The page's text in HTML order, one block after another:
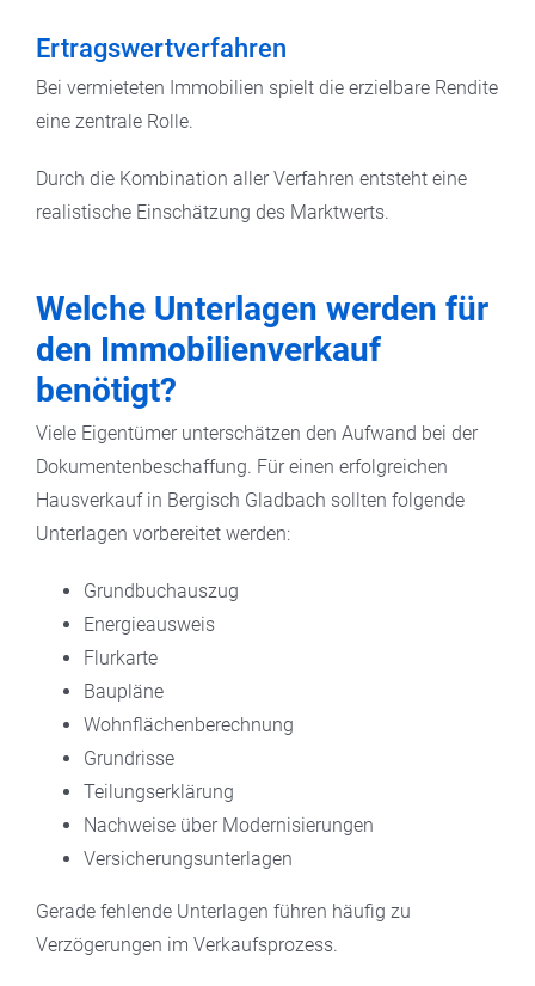
Ertragswertverfahren
Bei vermieteten Immobilien spielt die erzielbare Rendite
eine zentrale Rolle.
Durch die Kombination aller Verfahren entsteht eine
realistische Einschätzung des Marktwerts.
Welche Unterlagen werden für
den Immobilienverkauf
benötigt?
Viele Eigentümer unterschätzen den Aufwand bei der
Dokumentenbeschaffung. Für einen erfolgreichen
Hausverkauf in Bergisch Gladbach sollten folgende
Unterlagen vorbereitet werden:
Grundbuchauszug
Energieausweis
Flurkarte
Baupläne
Wohnflächenberechnung
Grundrisse
Teilungserklärung
Nachweise über Modernisierungen
Versicherungsunterlagen
Gerade fehlende Unterlagen führen häufig zu
Verzögerungen im Verkaufsprozess.